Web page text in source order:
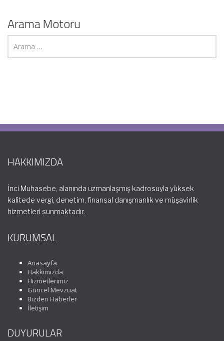
Arama Motoru
HAKKIMIZDA
İnci Muhasebe, alanında uzmanlaşmış kadrosuyla yüksek
kalitede vergi, denetim, finansal danışmanlık ve müşavirlik
hizmetleri sunmaktadır.
KURUMSAL
Anasayfa
Hakkımızda
Hizmetlerimiz
Güncel Mevzuat
Bizden Haberler
İletişim
DUYURULAR